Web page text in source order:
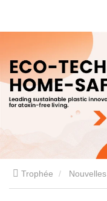
Trophée Nouvelles